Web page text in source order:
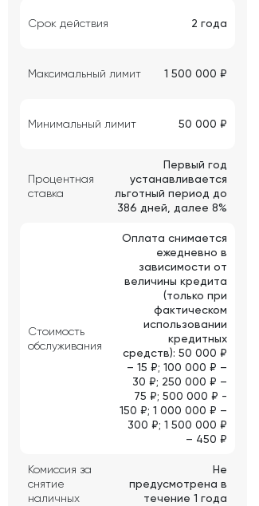
Срок действия 2 года
Максимальный лимит 1 500 000 ₽
Минимальный лимит 50 000 ₽
Процентная
ставка
Первый год
устанавливается
льготный период до
386 дней, далее 8%
Стоимость
обслуживания
Оплата снимается
ежедневно в
зависимости от
величины кредита
(только при
фактическом
использовании
кредитных
средств): 50 000 ₽
– 15 ₽; 100 000 ₽ –
30 ₽; 250 000 ₽ –
75 ₽; 500 000 ₽ -
150 ₽; 1 000 000 ₽ –
300 ₽; 1 500 000 ₽
– 450 ₽
Комиссия за
снятие
наличных
Не
предусмотрена в
течение 1 года